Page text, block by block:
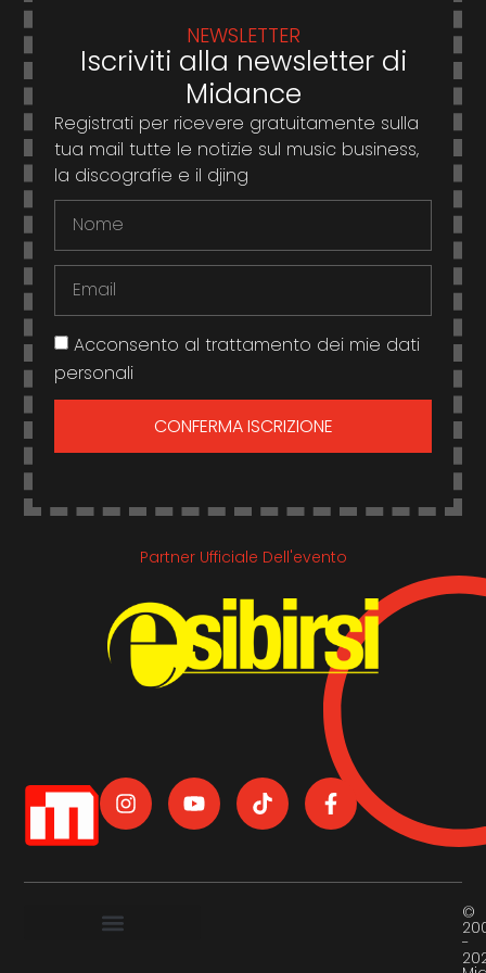
NEWSLETTER
Iscriviti alla newsletter di
Midance
Registrati per ricevere gratuitamente sulla
tua mail tutte le notizie sul music business,
la discografie e il djing
Acconsento al trattamento dei mie dati
personali
CONFERMA ISCRIZIONE
Partner Ufficiale Dell'evento
©
-